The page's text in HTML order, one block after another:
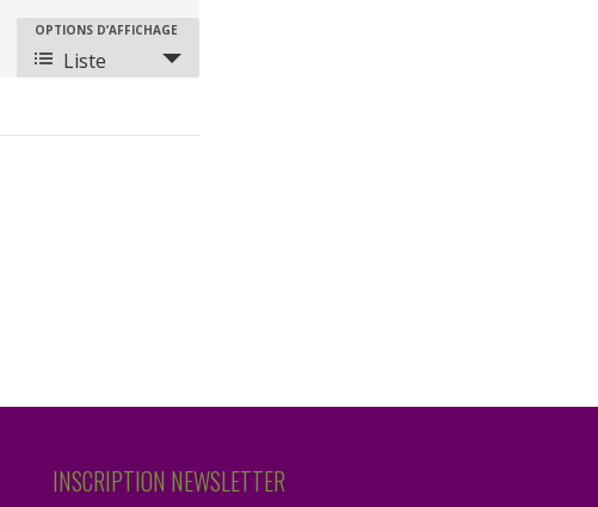
Navigation
de
vues
OPTIONS D’AFFICHAGE
Liste
INSCRIPTION NEWSLETTER